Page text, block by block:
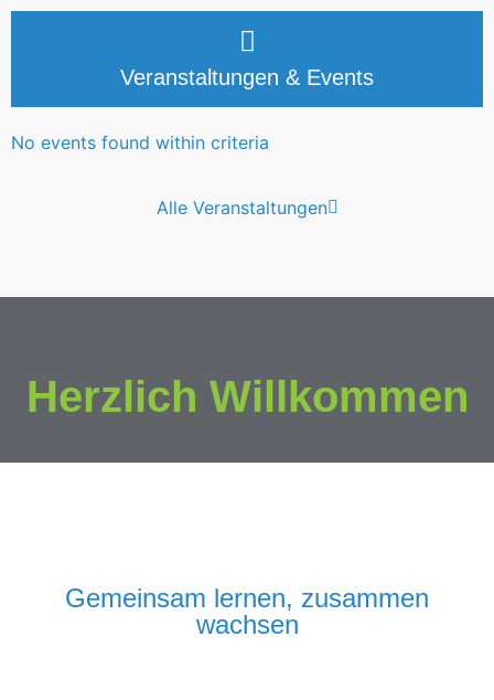
Veranstaltungen & Events
No events found within criteria
Alle Veranstaltungen
Herzlich Willkommen
Gemeinsam lernen, zusammen
wachsen